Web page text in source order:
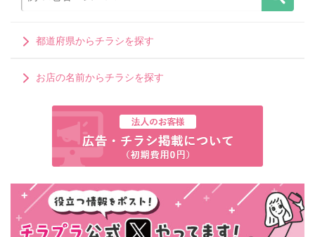
都道府県からチラシを探す
お店の名前からチラシを探す